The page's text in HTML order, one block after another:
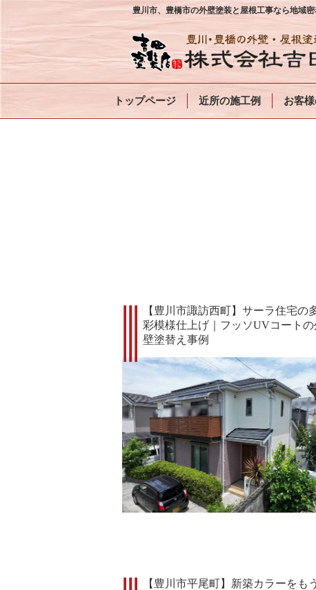
豊川市、豊橋市の外壁塗装と屋根工事なら地域
トップページ 近所の施工例 お客
【豊川市諏訪西町】サーラ住宅の
彩模様仕上げ｜フッソUVコートの
壁塗替え事例
【豊川市平尾町】新築カラーをもう